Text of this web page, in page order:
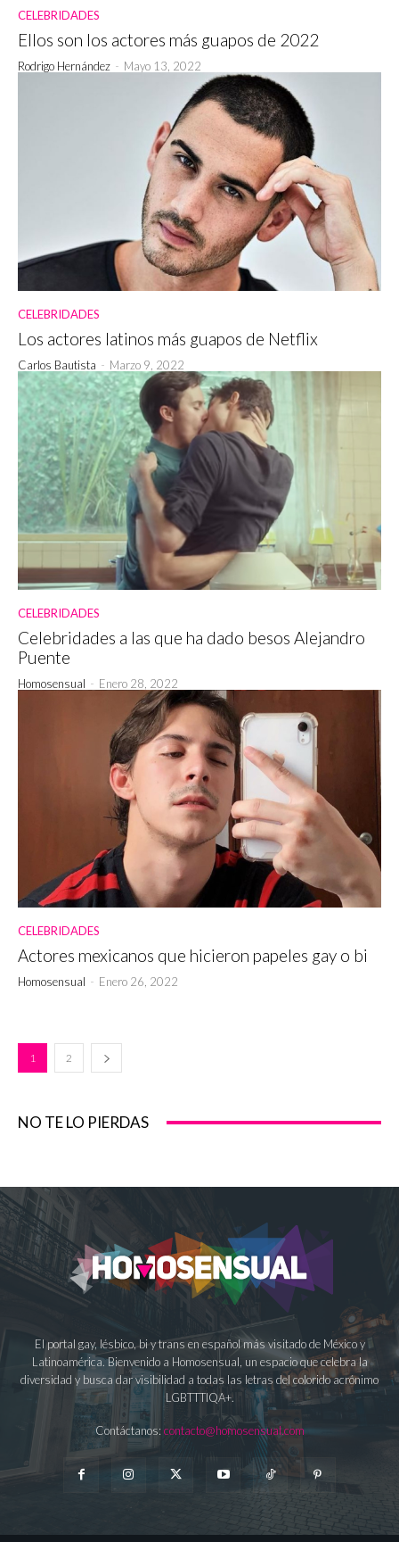
CELEBRIDADES
Ellos son los actores más guapos de 2022
Rodrigo Hernández - Mayo 13, 2022
CELEBRIDADES
Los actores latinos más guapos de Netflix
Carlos Bautista - Marzo 9, 2022
CELEBRIDADES
Celebridades a las que ha dado besos Alejandro
Puente
Homosensual - Enero 28, 2022
CELEBRIDADES
Actores mexicanos que hicieron papeles gay o bi
Homosensual - Enero 26, 2022
1 2
NO TE LO PIERDAS
El portal gay, lésbico, bi y trans en español más visitado de México y
Latinoamérica. Bienvenido a Homosensual, un espacio que celebra la
diversidad y busca dar visibilidad a todas las letras del colorido acrónimo
LGBTTTIQA+.
Contáctanos: contacto@homosensual.com